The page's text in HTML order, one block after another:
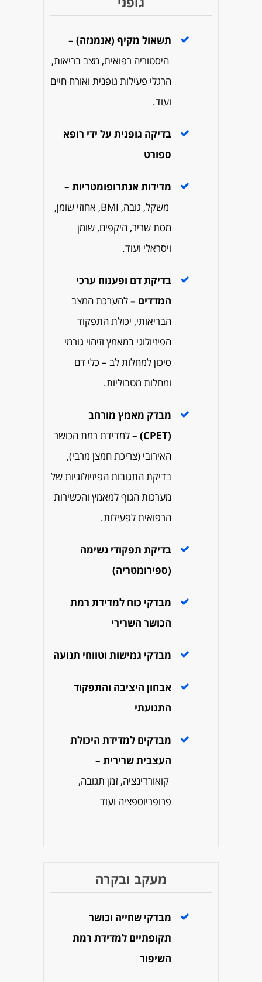
מעקב ובקרה
מבדקי שחייה וכושר
תקופתיים למדידת רמת
השיפור
תשאול מקיף (אנמנזה) –
היסטוריה רפואית, מצב בריאות,
הרגלי פעילות גופנית ואורח חיים
ועוד.
בדיקה גופנית על ידי רופא
ספורט
מדידות אנתרופומטריות –
משקל, גובה, BMI, אחוזי שומן,
מסת שריר, היקפים, שומן
ויסראלי ועוד.
בדיקת דם ופענוח ערכי
המדדים –להערכת המצב
הבריאותי, יכולת התפקוד
הפיזיולוגי במאמץ וזיהוי גורמי
סיכון למחלות לב – כלי דם
ומחלות מטבוליות.
מבדק מאמץ מורחב
(CPET)
– למדידת רמת הכושר
האירובי (צריכת חמצן מרבי),
בדיקת התגובות הפיזיולוגיות של
מערכות הגוף למאמץ והכשירות
הרפואית לפעילות.
בדיקת תפקודי נשימה
(ספירומטריה)
מבדקי כוח למדידת רמת
הכושר השרירי
מבדקי גמישות וטווחי תנועה
אבחון היציבה והתפקוד
התנועתי
מבדקים למדידת היכולת
העצבית שרירית –
קואורדינציה, זמן תגובה,
פרופריוספציה ועוד